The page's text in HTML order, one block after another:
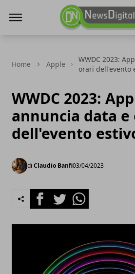
Home Apple
WWDC 2023:
orari dell'evento
WWDC 2023:
annuncia data e
dell'evento
di Claudio Banfi03/04/2023
FacebookTwitterWhatsapp